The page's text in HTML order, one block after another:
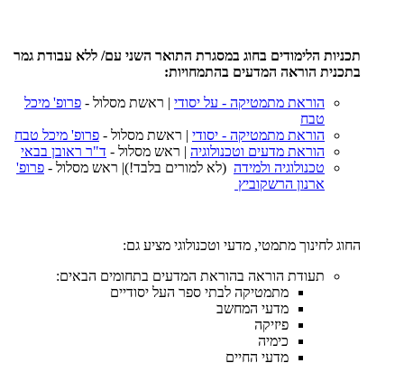
תכניות הלימודים בחוג במסגרת התואר השני עם/ ללא עבודת גמר
בתכנית הוראה המדעים בהתמחויות:
הוראת מתמטיקה - על יסודי | ראשת מסלול - פרופ' מיכל
טבח
הוראת מתמטיקה - יסודי | ראשת מסלול - פרופ' מיכל טבח
הוראת מדעים וטכנולוגיה | ראש מסלול - ד"ר ראובן בבאי
טכנולוגיה ולמידה (לא למורים בלבד!)| ראש מסלול - פרופ'
ארנון הרשקוביץ
החוג לחינוך מתמטי, מדעי וטכנולוגי מציע גם:
תעודת הוראה בהוראת המדעים בתחומים הבאים:
מתמטיקה לבתי ספר העל יסודיים
מדעי המחשב
פיזיקה
כימיה
מדעי החיים